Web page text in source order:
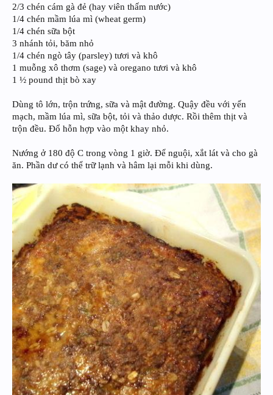
2/3 chén cám gà đẻ (hay viên thấm nước)
1/4 chén mầm lúa mì (wheat germ)
1/4 chén sữa bột
3 nhánh tỏi, băm nhỏ
1/4 chén ngò tây (parsley) tươi và khô
1 muỗng xô thơm (sage) và oregano tươi và khô
1 ½ pound thịt bò xay
Dùng tô lớn, trộn trứng, sữa và mật đường. Quậy đều với yến
mạch, mầm lúa mì, sữa bột, tỏi và thảo dược. Rồi thêm thịt và
trộn đều. Đổ hỗn hợp vào một khay nhỏ.
Nướng ở 180 độ C trong vòng 1 giờ. Để nguội, xắt lát và cho gà
ăn. Phần dư có thể trữ lạnh và hâm lại mỗi khi dùng.